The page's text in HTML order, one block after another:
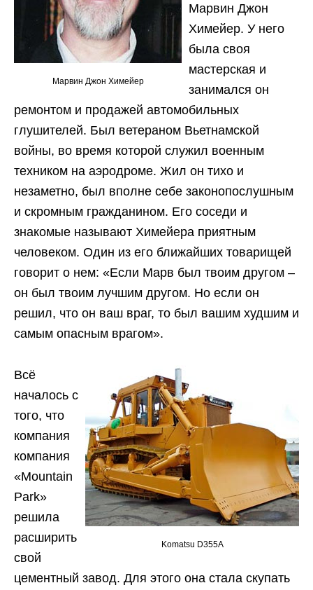
Марвин Джон Химейер
Марвин Джон
Химейер. У него
была своя
мастерская и
занимался он
ремонтом и продажей автомобильных
глушителей. Был ветераном Вьетнамской
войны, во время которой служил военным
техником на аэродроме. Жил он тихо и
незаметно, был вполне себе законопослушным
и скромным гражданином. Его соседи и
знакомые называют Химейера приятным
человеком. Один из его ближайших товарищей
говорит о нем: «Если Марв был твоим другом –
он был твоим лучшим другом. Но если он
решил, что он ваш враг, то был вашим худшим и
самым опасным врагом».
Komatsu D355A
Всё
началось с
того, что
компания
компания
«Mountain
Park»
решила
расширить
свой
цементный завод. Для этого она стала скупать